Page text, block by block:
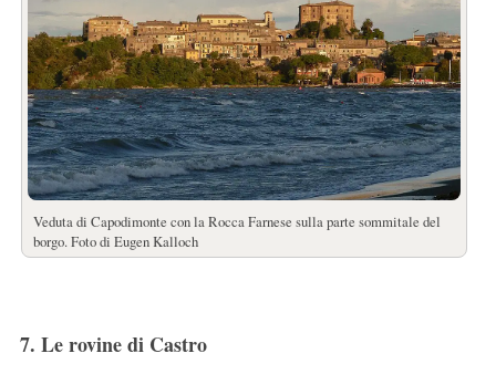
Veduta di Capodimonte con la Rocca Farnese sulla parte sommitale del
borgo. Foto di Eugen Kalloch
7. Le rovine di Castro